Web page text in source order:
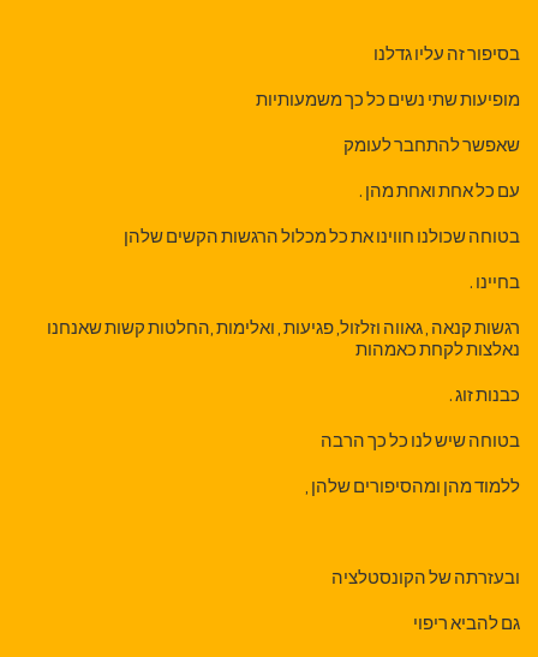
בסיפור זה עליו גדלנו
מופיעות שתי נשים כל כך משמעותיות
שאפשר להתחבר לעומק
עם כל אחת ואחת מהן .
בטוחה שכולנו חווינו את כל מכלול הרגשות הקשים שלהן
בחיינו .
רגשות קנאה , גאווה וזלזול, פגיעות , ואלימות ,החלטות קשות שאנחנו
נאלצות לקחת כאמהות
כבנות זוג .
בטוחה שיש לנו כל כך הרבה
ללמוד מהן ומהסיפורים שלהן ,
ובעזרתה של הקונסטלציה
גם להביא ריפוי